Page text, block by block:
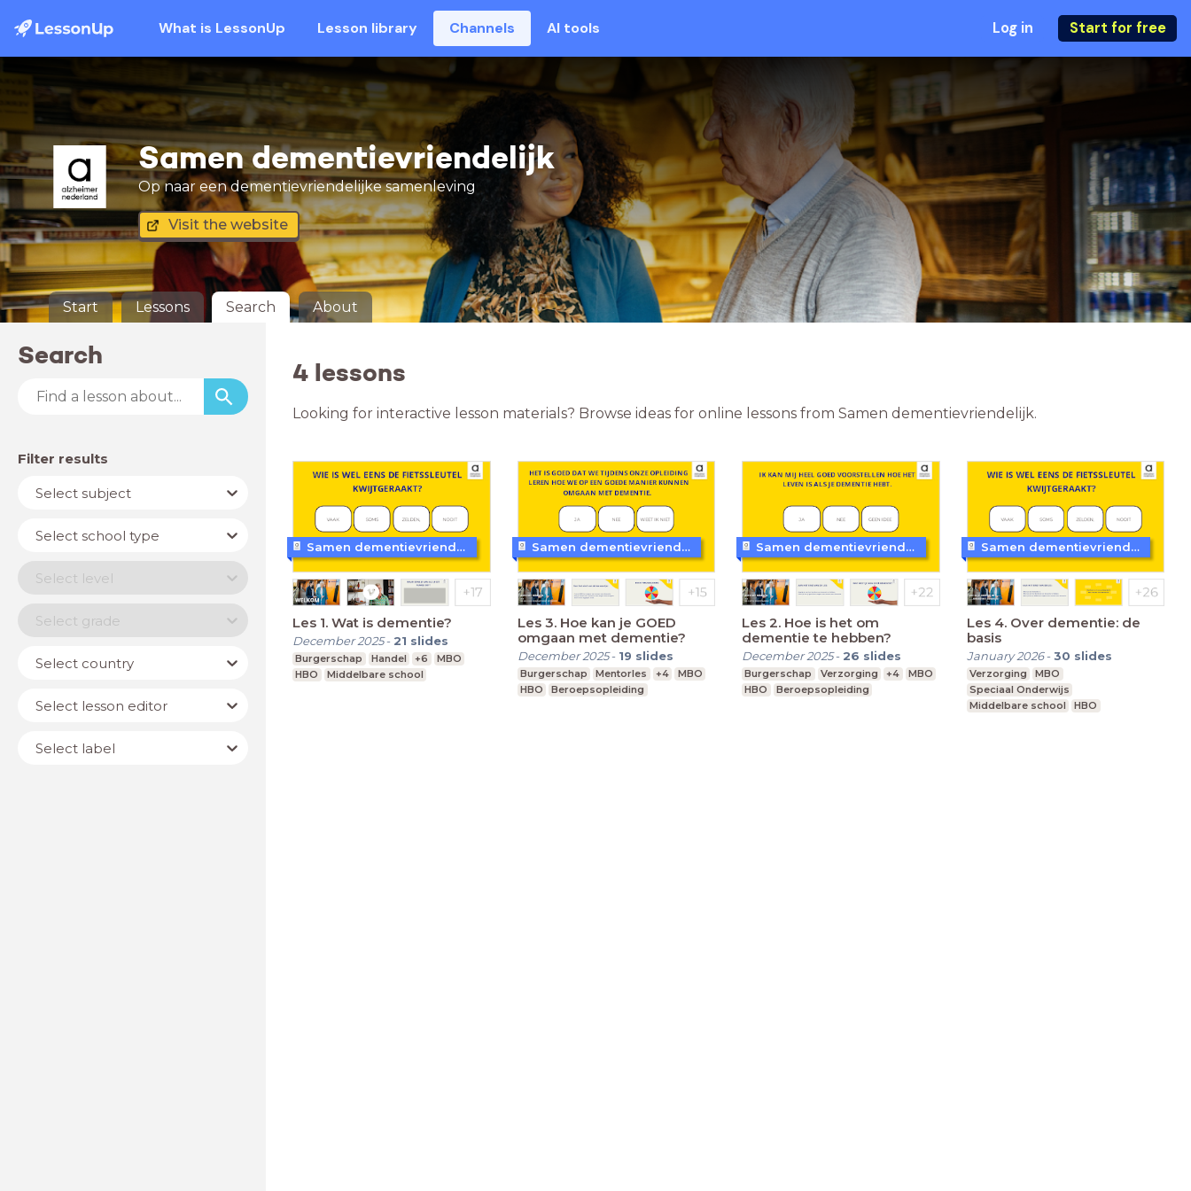
What is LessonUp Lesson library Channels AI tools Log in Start for free
Samen dementievriendelijk
Op naar een dementievriendelijke samenleving
Visit the website
Start Lessons Search About
Search
Filter results
Subject
Select subject
School
type
Select school type
Level
Select level
YearSelect grade
Country
Select country
Lesson
editor
Select lesson editor
Label
Select label
4 lessons
Looking for interactive lesson materials? Browse ideas for online lessons from Samen dementievriendelijk.
Les 1. Wat is dementie?
December 2025- 21 slides
Burgerschap Handel +6
MBO
HBO
Middelbare school
Samen dementievriendelijk
Les 3. Hoe kan je GOED
omgaan met dementie?
December 2025- 19 slides
Burgerschap Mentorles +4
MBO
HBO
Beroepsopleiding
Samen dementievriendelijk
Les 2. Hoe is het om
dementie te hebben?
December 2025- 26 slides
Burgerschap Verzorging +4
MBO
HBO
Beroepsopleiding
Samen dementievriendelijk
Les 4. Over dementie: de
basis
January 2026-30 slides
Verzorging
MBO
Speciaal Onderwijs
Middelbare school
HBO
Samen dementievriendelijk